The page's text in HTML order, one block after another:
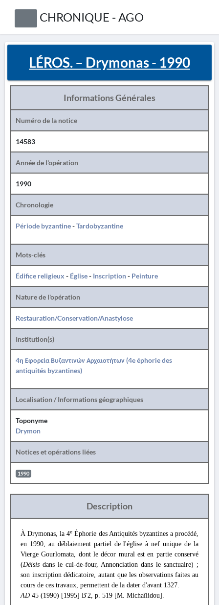
CHRONIQUE - AGO
LÉROS. – Drymonas - 1990
Informations Générales
Numéro de la notice
14583
Année de l'opération
1990
Chronologie
Période byzantine-Tardobyzantine
Mots-clés
Édifice religieux - Église- Inscription- Peinture
Nature de l'opération
Restauration/Conservation/Anastylose
Institution(s)
4η Εφορεία Βυζαντινών Αρχαιοτήτων (4e éphorie des
antiquités byzantines)
Localisation / Informations géographiques
Toponyme
Drymon
Notices et opérations liées
1990
Description
À Drymonas, la 4e Éphorie des Antiquités byzantines a procédé,
en 1990, au déblaiement partiel de l'église à nef unique de la
Vierge Gourlomata, dont le décor mural est en partie conservé
(Déisis dans le cul-de-four, Annonciation dans le sanctuaire) ;
son inscription dédicatoire, autant que les observations faites au
cours de ces travaux, permettent de la dater d'avant 1327.
AD 45 (1990) [1995] B'2, p. 519 [M. Michaïlidou].